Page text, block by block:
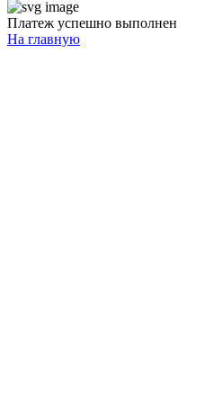
Платеж успешно выполнен
На главную